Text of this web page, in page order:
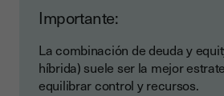
Importante:
La combinación de deuda y
híbrida) suele ser la mejor
equilibrar control y recursos.